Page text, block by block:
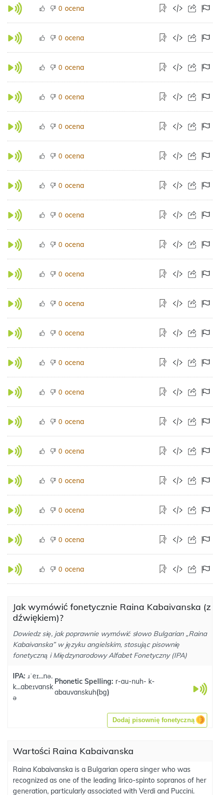
0 ocena
0 ocena
0 ocena
0 ocena
0 ocena
0 ocena
0 ocena
0 ocena
0 ocena
0 ocena
0 ocena
0 ocena
0 ocena
0 ocena
0 ocena
0 ocena
0 ocena
0 ocena
0 ocena
0 ocena
Jak wymówić fonetycznie Raina Kabaivanska (z
dźwiękiem)?
Dowiedz się, jak poprawnie wymówić słowo Bulgarian „Raina
Kabaivanska” w języku angielskim, stosując pisownię
fonetyczną i Międzynarodowy Alfabet Fonetyczny (IPA)
IPA: ɹˈeɪ...nə.
k...abeɪvansk
ə
Phonetic Spelling: r-au-nuh- k-
abauvanskuh(bg)
Dodaj pisownię fonetyczną
Wartości Raina Kabaivanska
Raina Kabaivanska is a Bulgarian opera singer who was
recognized as one of the leading lirico-spinto sopranos of her
generation, particularly associated with Verdi and Puccini.